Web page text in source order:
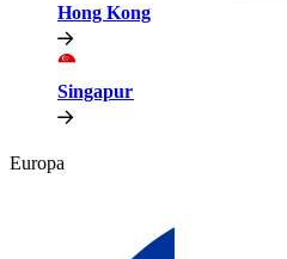
Hong Kong​​
Singapur​​
Europa​​